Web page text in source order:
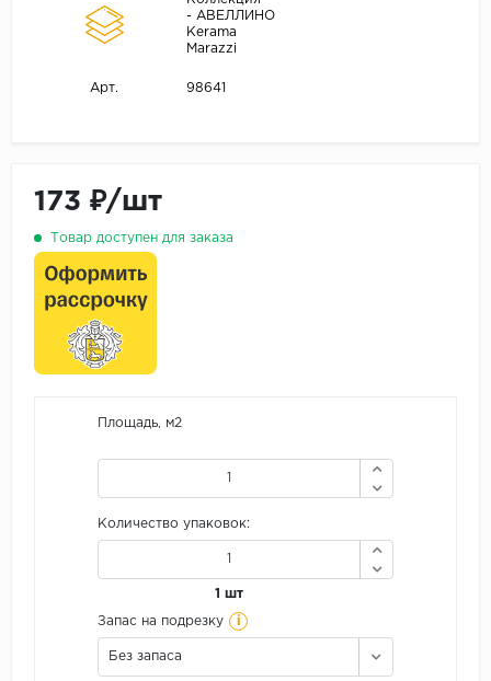
- АВЕЛЛИНО
Kerama
Marazzi
Арт. 98641
173 ₽/шт
Товар доступен для заказа
Площадь, м2
Количество упаковок:
1 шт
Запас на подрезку i
Без запаса